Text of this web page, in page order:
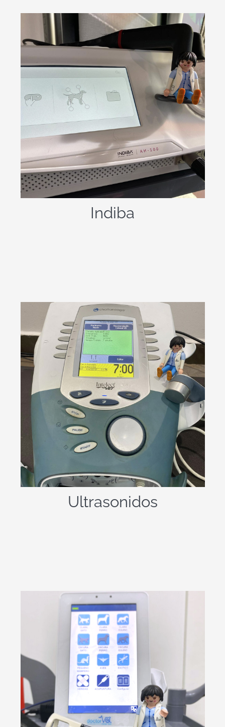
Indiba
Se trata de una técnica no dolorosa y
no invasiva. La radiofrecuencia es una
modalidad de electroterapia que
funciona con corriente eléctrica
alterna en circuito cerrado y
frecuencia fija y estable. A nivel
celular y tisular conseguimos dos
grandes efectos: efectos eléctricos:
subtermia y efectos térmicos:
Ultrasonidos
Es una terapia física no invasiva. Los
ultrasonidos emiten ondas de alta
frecuencia que produce efectos
diatérmicos y mecánicos. Se
fundamentan en la producción de
ondas sonoras que generan
vibraciones mecánicas. Tienen
especial aplicación sobre las
articulaciones porque reducen el dolor
y aumentan la elasticidad de las
aporte sanguíneo y la nutrición de los
La laserterapia es el uso de longitudes
de onda de luz específicas para crear
efectos terapéuticos sobre el
organismo. La energía del láser
aumenta la circulación, aportando